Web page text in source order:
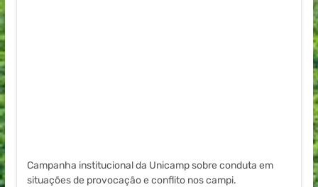
Campanha institucional da Unicamp sobre conduta em
situações de provocação e conflito nos campi.